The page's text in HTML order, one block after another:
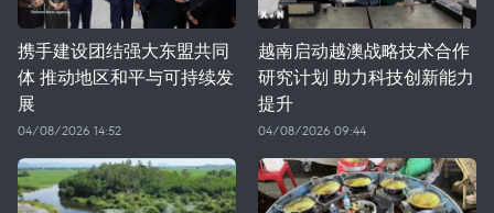
携手建设团结强大东盟共同
体 推动地区和平与可持续发
展
04/08/2026 14:52
越南启动越澳战略技术合作
研究计划 助力科技创新能力
提升
04/08/2026 09:44